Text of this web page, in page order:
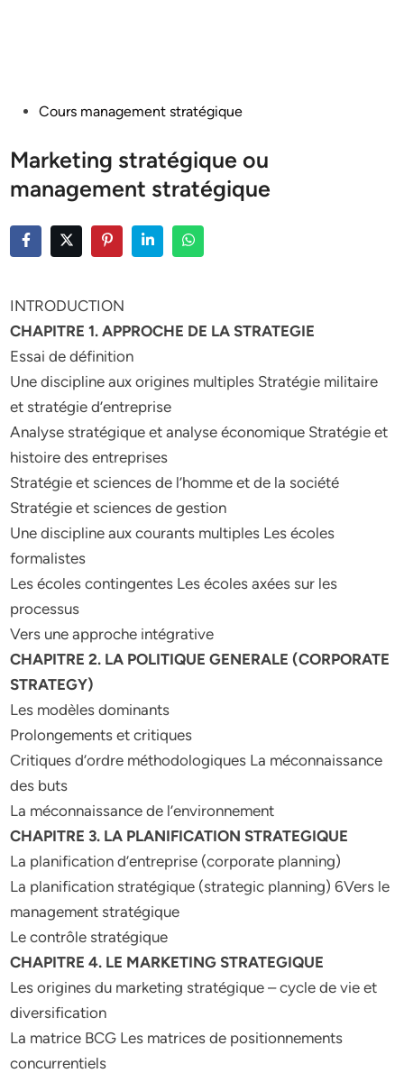
PostedCours management stratégique
Marketing stratégique ou
management stratégique
INTRODUCTION
CHAPITRE 1. APPROCHE DE LA STRATEGIE
Essai de définition
Une discipline aux origines multiples Stratégie militaire
et stratégie d’entreprise
Analyse stratégique et analyse économique Stratégie et
histoire des entreprises
Stratégie et sciences de l’homme et de la société
Stratégie et sciences de gestion
Une discipline aux courants multiples Les écoles
formalistes
Les écoles contingentes Les écoles axées sur les
processus
Vers une approche intégrative
CHAPITRE 2. LA POLITIQUE GENERALE (CORPORATE
STRATEGY)
Les modèles dominants
Prolongements et critiques
Critiques d’ordre méthodologiques La méconnaissance
des buts
La méconnaissance de l’environnement
CHAPITRE 3. LA PLANIFICATION STRATEGIQUE
La planification d’entreprise (corporate planning)
La planification stratégique (strategic planning) 6Vers le
management stratégique
Le contrôle stratégique
CHAPITRE 4. LE MARKETING STRATEGIQUE
Les origines du marketing stratégique – cycle de vie et
diversification
La matrice BCG Les matrices de positionnements
concurrentiels